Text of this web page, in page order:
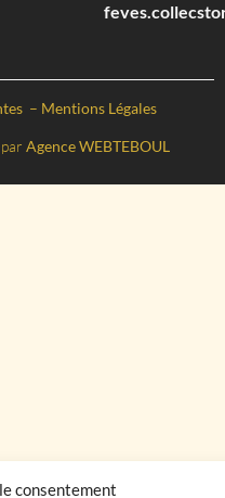
consentement
– Mentions Légales
Agence WEBTEBOUL